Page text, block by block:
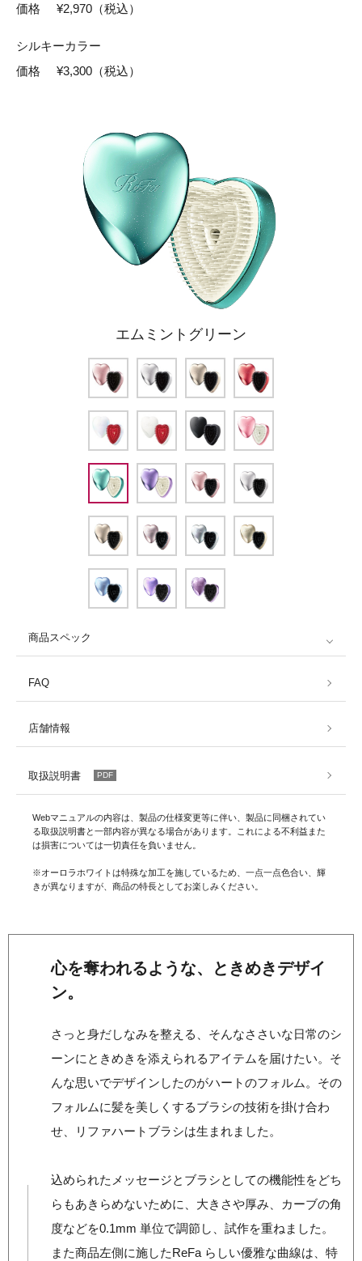
価格 ¥2,970（税込）
シルキーカラー
価格 ¥3,300（税込）
エムミントグリーン
商品スペック
FAQ
店舗情報
取扱説明書 PDF
Webマニュアルの内容は、製品の仕様変更等に伴い、製品に同梱されてい
る取扱説明書と一部内容が異なる場合があります。これによる不利益また
は損害については一切責任を負いません。
※オーロラホワイトは特殊な加工を施しているため、一点一点色合い、輝
きが異なりますが、商品の特長としてお楽しみください。
心を奪われるような、ときめきデザイ
ン。
さっと身だしなみを整える、そんなささいな日常のシ
ーンにときめきを添えられるアイテムを届けたい。そ
んな思いでデザインしたのがハートのフォルム。その
フォルムに髪を美しくするブラシの技術を掛け合わ
せ、リファハートブラシは生まれました。
込められたメッセージとブラシとしての機能性をどち
らもあきらめないために、大きさや厚み、カーブの角
度などを0.1mm 単位で調節し、試作を重ねました。
また商品左側に施したReFa らしい優雅な曲線は、特